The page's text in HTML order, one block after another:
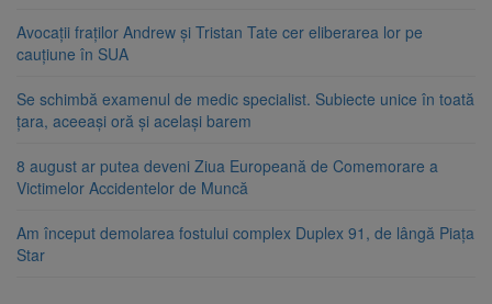
Avocații fraților Andrew și Tristan Tate cer eliberarea lor pe
cauțiune în SUA
Se schimbă examenul de medic specialist. Subiecte unice în toată
țara, aceeași oră și același barem
8 august ar putea deveni Ziua Europeană de Comemorare a
Victimelor Accidentelor de Muncă
Am început demolarea fostului complex Duplex 91, de lângă Piața
Star